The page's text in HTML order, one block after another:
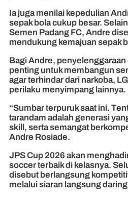
Ia juga menilai kepedulian
sepak bola cukup besar.
Semen Padang FC, Andre
mendukung kemajuan sepak
Bagi Andre,
penting untuk membangun
agar terhindar dari narkoba,
perilaku menyimpang lainnya.
“Sumbar terpuruk saat ini.
tarandam adalah generasi
skill, serta semangat
Andre Rosiade.
JPS Cup 2026 akan
soccer terbaik di kelasnya.
disebut berlangsung
melalui siaran langsung